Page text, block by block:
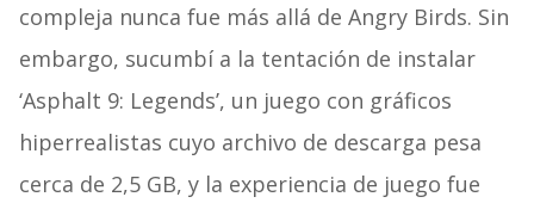
compleja nunca fue más allá de Angry Birds. Sin
embargo, sucumbí a la tentación de instalar
‘Asphalt 9: Legends’, un juego con gráficos
hiperrealistas cuyo archivo de descarga pesa
cerca de 2,5 GB, y la experiencia de juego fue